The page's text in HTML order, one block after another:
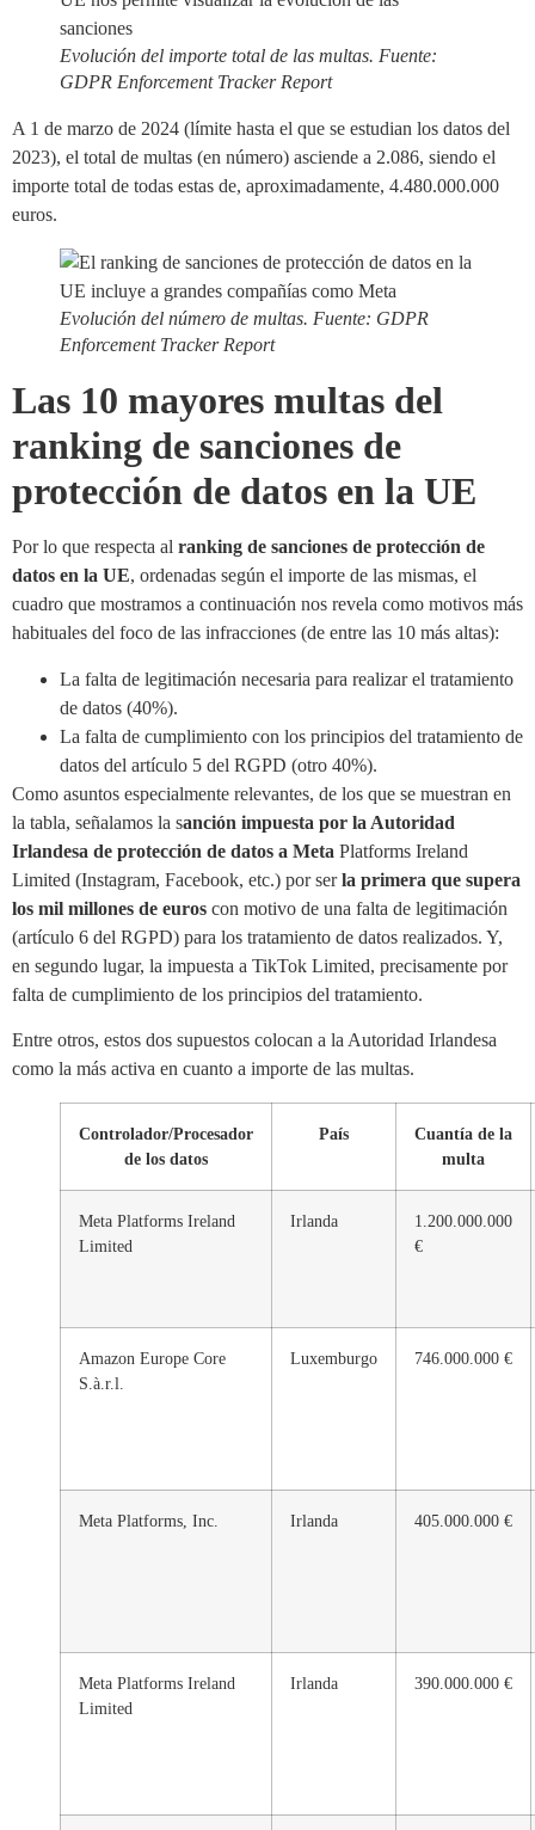
Evolución del importe total de las multas. Fuente:
GDPR Enforcement Tracker Report
A 1 de marzo de 2024 (límite hasta el que se estudian los datos del
2023), el total de multas (en número) asciende a 2.086, siendo el
importe total de todas estas de, aproximadamente, 4.480.000.000
euros.
Evolución del número de multas. Fuente: GDPR
Enforcement Tracker Report
Las 10 mayores multas del
ranking de sanciones de
protección de datos en la UE
Por lo que respecta al ranking de sanciones de protección de
datos en la UE, ordenadas según el importe de las mismas, el
cuadro que mostramos a continuación nos revela como motivos más
habituales del foco de las infracciones (de entre las 10 más altas):
La falta de legitimación necesaria para realizar el tratamiento
de datos (40%).
La falta de cumplimiento con los principios del tratamiento de
datos del artículo 5 del RGPD (otro 40%).
Como asuntos especialmente relevantes, de los que se muestran en
la tabla, señalamos la sanción impuesta por la Autoridad
Irlandesa de protección de datos a Meta Platforms Ireland
Limited (Instagram, Facebook, etc.) por serla primera que supera
los mil millones de euros con motivo de una falta de legitimación
(artículo 6 del RGPD) para los tratamiento de datos realizados. Y,
en segundo lugar, la impuesta a TikTok Limited, precisamente por
falta de cumplimiento de los principios del tratamiento.
Entre otros, estos dos supuestos colocan a la Autoridad Irlandesa
como la más activa en cuanto a importe de las multas.
Controlador/Procesador
de los datos
País
Cuantía de la
multa
Meta Platforms Ireland
Limited
Irlanda
1.200.000.000
€
Amazon Europe Core
S.à.r.l.
Luxemburgo 746.000.000 €
Meta Platforms, Inc. Irlanda 405.000.000 €
Meta Platforms Ireland
Limited
Irlanda 390.000.000 €